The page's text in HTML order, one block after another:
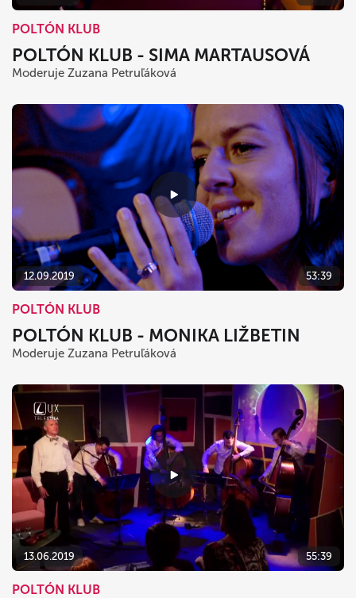
POLTÓN KLUB
POLTÓN KLUB - SIMA MARTAUSOVÁ
Moderuje Zuzana Petruľáková
12.09.2019 53:39
POLTÓN KLUB
POLTÓN KLUB - MONIKA LIŽBETIN
Moderuje Zuzana Petruľáková
13.06.2019 55:39
POLTÓN KLUB